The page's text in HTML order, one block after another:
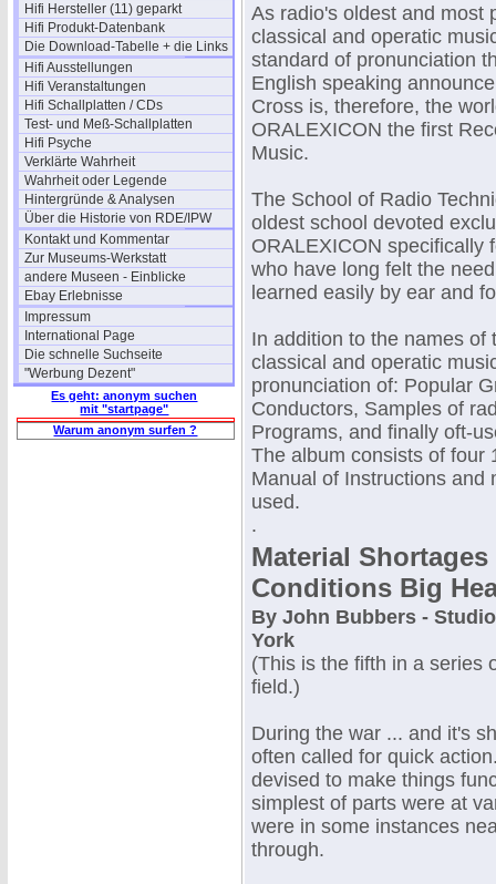
Hifi Hersteller (11) geparkt
Hifi Produkt-Datenbank
Die Download-Tabelle + die Links
Hifi Ausstellungen
Hifi Veranstaltungen
Hifi Schallplatten / CDs
Test- und Meß-Schallplatten
Hifi Psyche
Verklärte Wahrheit
Wahrheit oder Legende
Hintergründe & Analysen
Über die Historie von RDE/IPW
Kontakt und Kommentar
Zur Museums-Werkstatt
andere Museen - Einblicke
Ebay Erlebnisse
Impressum
International Page
Die schnelle Suchseite
"Werbung Dezent"
Es geht: anonym suchen
mit "startpage"
Warum anonym surfen ?
As radio's oldest and most
classical and operatic
standard of pronunciation
English speaking
Cross is, therefore, the
ORALEXICON the first
Music.
The School of Radio
oldest school devoted
ORALEXICON specifically
who have long felt the
learned easily by ear and
In addition to the names of
classical and operatic
pronunciation of: Popular
Conductors, Samples of
Programs, and finally oft-
The album consists of four
Manual of Instructions and
used.
.
Material
Conditions Big
By John Bubbers -
York
(This is the fifth in a series
field.)
During the war ... and it's
often called for quick
devised to make things
simplest of parts were at
were in some instances
through.